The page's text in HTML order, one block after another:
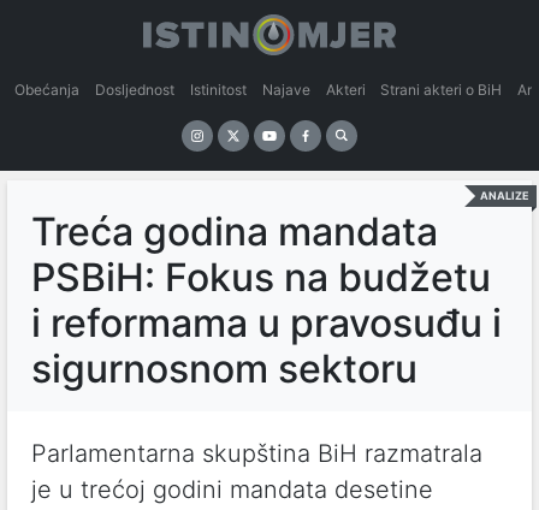
Obećanja Dosljednost Istinitost Najave Akteri Strani akteri o BiH
ANALIZE
Treća godina mandata
PSBiH: Fokus na budžetu
i reformama u pravosuđu i
sigurnosnom sektoru
Parlamentarna skupština BiH razmatrala
je u trećoj godini mandata desetine